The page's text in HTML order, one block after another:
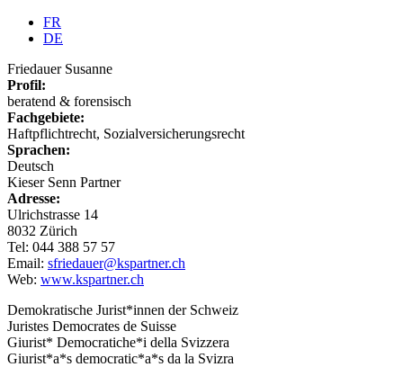
FR
DE
Friedauer Susanne
Profil:
beratend & forensisch
Fachgebiete:
Haftpflichtrecht, Sozialversicherungsrecht
Sprachen:
Deutsch
Kieser Senn Partner
Adresse:
Ulrichstrasse 14
8032 Zürich
Tel: 044 388 57 57
Email: sfriedauer@kspartner.ch
Web: www.kspartner.ch
Demokratische Jurist*innen der Schweiz
Juristes Democrates de Suisse
Giurist* Democratiche*i della Svizzera
Giurist*a*s democratic*a*s da la Svizra